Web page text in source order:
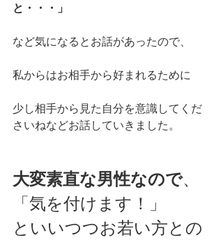
と・・・」
など気になるとお話があったので、
私からはお相手から好まれるために
少し相手から見た自分を意識してくだ
さいねなどお話していきました。
大変素直な男性なので、
「気を付けます！」
といいつつお若い方との